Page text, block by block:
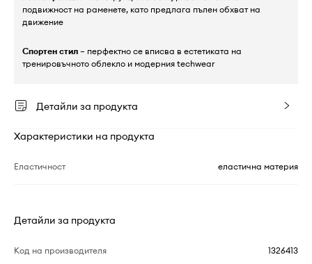
подвижност на раменете, като предлага пълен обхват на
движение
Спортен стил – перфектно се вписва в естетиката на
тренировъчното облекло и модерния techwear
Детайли за продукта
Характеристики на продукта
Еластичност еластична материя
Детайли за продукта
Код на производителя 1326413